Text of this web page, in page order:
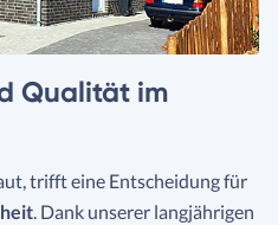
Qualität im
trifft eine Entscheidung für
. Dank unserer langjährigen